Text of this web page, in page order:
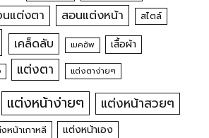
แต่งตา สอนแต่งหน้า สไตล์
เคล็ดลับ เมคอัพ เสื้อผ้า
แต่งตา แต่งตาง่ายๆ
แต่งหน้าง่ายๆ แต่งหน้าสวยๆ
หน้าเกาหลี แต่งหน้าเอง